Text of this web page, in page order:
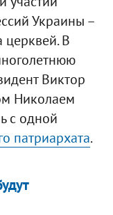
Украины –
церквей. В
Виктор
Николаем
с одной
патриархата.